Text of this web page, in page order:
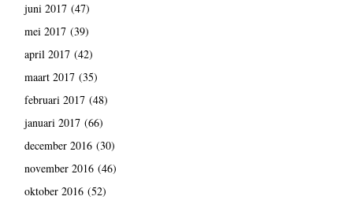
juni 2017(47)
mei 2017(39)
april 2017(42)
maart 2017(35)
februari 2017(48)
januari 2017(66)
december 2016(30)
november 2016(46)
oktober 2016(52)